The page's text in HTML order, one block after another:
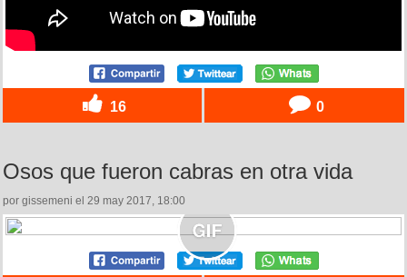
16 0
Osos que fueron cabras en otra vida
por gissemeni el 29 may 2017, 18:00